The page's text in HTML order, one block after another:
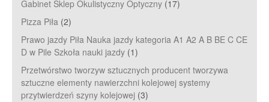
Gabinet Sklep Okulistyczny Optyczny (17)
Pizza Piła (2)
Prawo jazdy Piła Nauka jazdy kategoria A1 A2 A B BE C CE
D‎ w Pile Szkoła nauki jazdy (1)
Przetwórstwo tworzyw sztucznych producent tworzywa
sztuczne elementy nawierzchni kolejowej systemy
przytwierdzeń szyny kolejowej (3)